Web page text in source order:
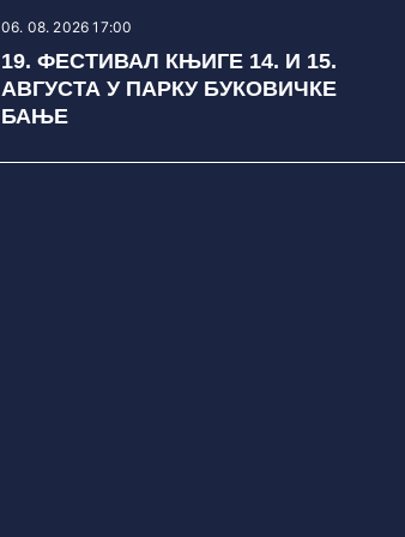
06. 08. 2026 17:00
19. ФЕСТИВАЛ КЊИГЕ 14. И 15.
АВГУСТА У ПАРКУ БУКОВИЧКЕ
БАЊЕ